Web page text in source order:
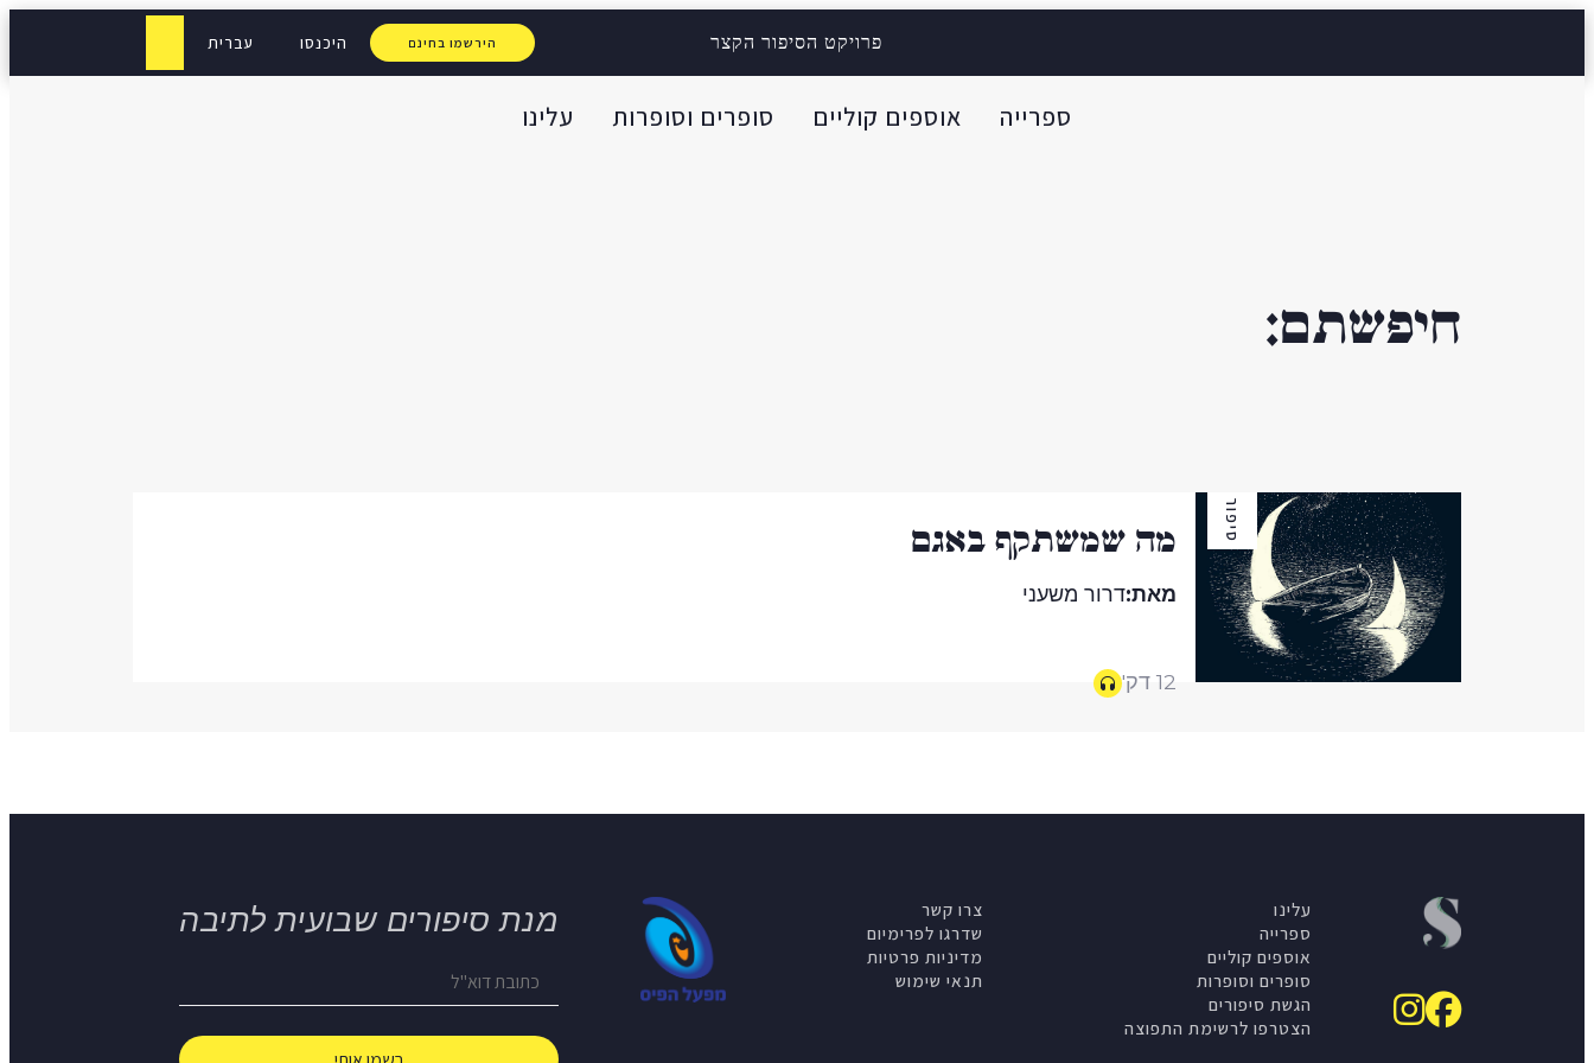
פרויקט הסיפור הקצר הירשמו בחינם היכנסו עברית
ספרייה אוספים קוליים סופרים וסופרות עלינו
חיפשתם:
סיפור מה שמשתקף באגם
מאת:דרור משעני
12 דק'
עלינו
ספרייה
אוספים קוליים
סופרים וסופרות
הגשת סיפורים
הצטרפו לרשימת התפוצה
צרו קשר
שדרגו לפרימיום
מדיניות פרטיות
תנאי שימוש
מנת סיפורים שבועית לתיבה